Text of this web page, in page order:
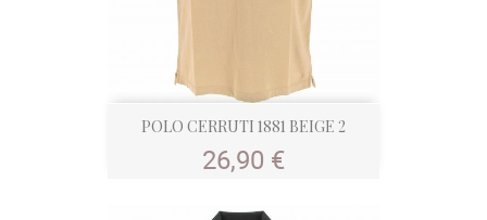
POLO CERRUTI 1881 BEIGE 2
Prix
26,90 €